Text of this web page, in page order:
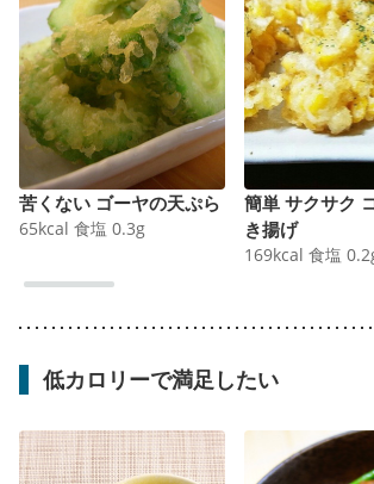
苦くない ゴーヤの天ぷら
65kcal 食塩 0.3g
簡単 サクサク
き揚げ
169kcal 食塩 0.2
低カロリーで満足したい